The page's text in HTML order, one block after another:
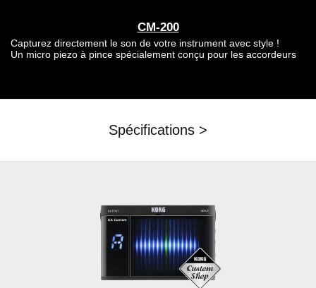
CM-200
Capturez directement le son de votre instrument avec style !
Un micro piezo à pince spécialement conçu pour les accordeurs
Spécifications >